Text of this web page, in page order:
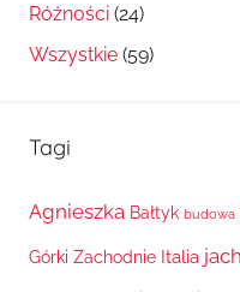
Różności (24)
Wszystkie (59)
Tagi
Agnieszka Bałtyk budowa
Górki Zachodnie Italia